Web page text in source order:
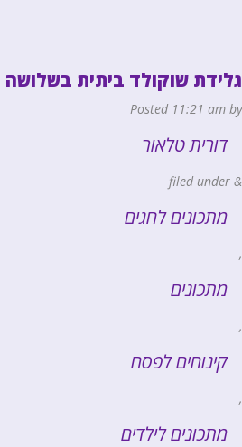
גלידת שוקולד ביתית
Posted 11:21 am by
דורית טלאור
&
מתכונים לחגים
,
מתכונים
,
קינוחים לפסח
,
מתכונים לילדים